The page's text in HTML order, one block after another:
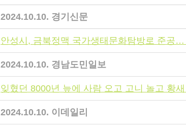
2024.10.10. 경기신문
안성시, 금북정맥 국가생태문화탐방로 준공
2024.10.10. 경남도민일보
잊혔던 8000년 늪에 사람 오고 고니 놀고 황새
2024.10.10. 이데일리